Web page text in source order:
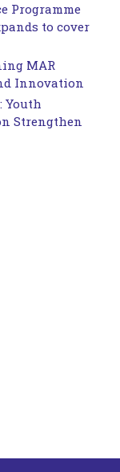
Programme
to cover
MAR
Innovation
Youth
Strengthen